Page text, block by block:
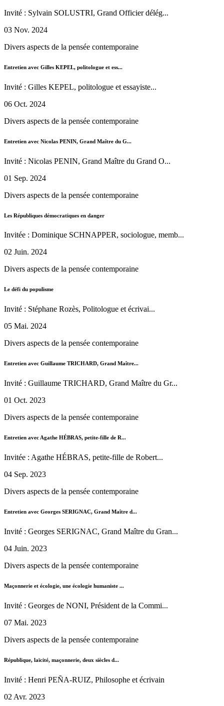
Invité : Sylvain SOLUSTRI, Grand Officier délég...
03 Nov. 2024
Divers aspects de la pensée contemporaine
Entretien avec Gilles KEPEL, politologue et ess...
Invité : Gilles KEPEL, politologue et essayiste...
06 Oct. 2024
Divers aspects de la pensée contemporaine
Entretien avec Nicolas PENIN, Grand Maître du G...
Invité : Nicolas PENIN, Grand Maître du Grand O...
01 Sep. 2024
Divers aspects de la pensée contemporaine
Les Républiques démocratiques en danger
Invitée : Dominique SCHNAPPER, sociologue, memb...
02 Juin. 2024
Divers aspects de la pensée contemporaine
Le défi du populisme
Invité : Stéphane Rozès, Politologue et écrivai...
05 Mai. 2024
Divers aspects de la pensée contemporaine
Entretien avec Guillaume TRICHARD, Grand Maître...
Invité : Guillaume TRICHARD, Grand Maître du Gr...
01 Oct. 2023
Divers aspects de la pensée contemporaine
Entretien avec Agathe HÉBRAS, petite-fille de R...
Invitée : Agathe HÉBRAS, petite-fille de Robert...
04 Sep. 2023
Divers aspects de la pensée contemporaine
Entretien avec Georges SERIGNAC, Grand Maître d...
Invité : Georges SERIGNAC, Grand Maître du Gran...
04 Juin. 2023
Divers aspects de la pensée contemporaine
Maçonnerie et écologie, une écologie humaniste ...
Invité : Georges de NONI, Président de la Commi...
07 Mai. 2023
Divers aspects de la pensée contemporaine
République, laïcité, maçonnerie, deux siècles d...
Invité : Henri PEÑA-RUIZ, Philosophe et écrivain
02 Avr. 2023